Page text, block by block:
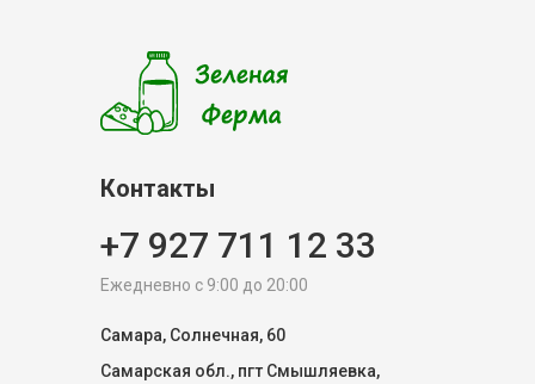
Контакты
Ежедневно с 9:00 до 20:00
Самарская обл., пгт Смышляевка,
Самара, Солнечная, 60
+7 927 711 12 33